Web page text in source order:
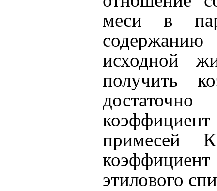
меси в
исходной
получить
примесей
этилового